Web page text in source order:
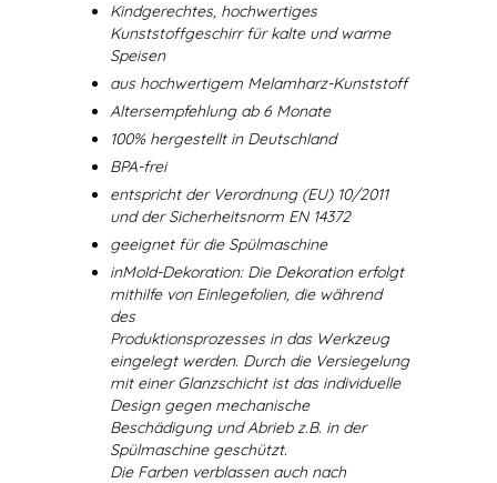
Kindgerechtes, hochwertiges
Kunststoffgeschirr für kalte und warme
Speisen
aus hochwertigem Melamharz-Kunststoff
Altersempfehlung ab 6 Monate
100% hergestellt in Deutschland
BPA-frei
entspricht der Verordnung (EU) 10/2011
und der Sicherheitsnorm EN 14372
geeignet für die Spülmaschine
inMold-Dekoration: Die Dekoration erfolgt
mithilfe von Einlegefolien, die während
des
Produktionsprozesses in das Werkzeug
eingelegt werden. Durch die Versiegelung
mit einer Glanzschicht ist das individuelle
Design gegen mechanische
Beschädigung und Abrieb z.B. in der
Spülmaschine geschützt.
Die Farben verblassen auch nach